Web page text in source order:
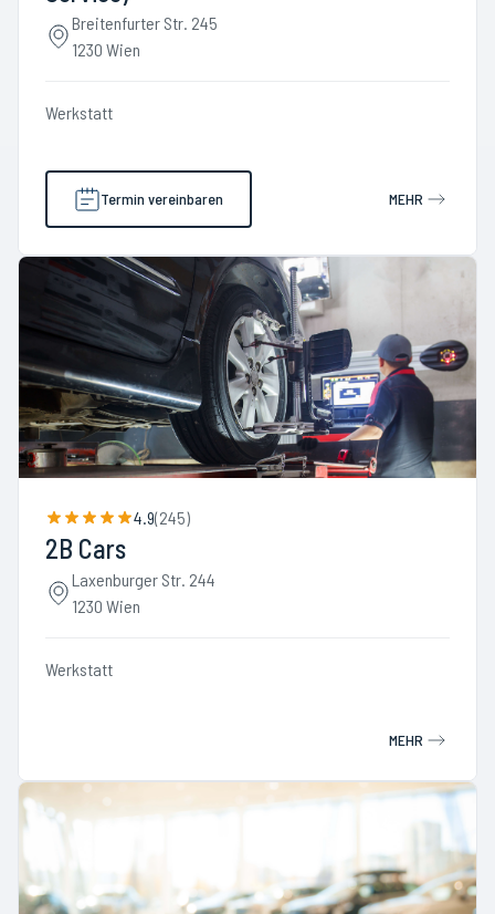
Breitenfurter Str. 245
1230 Wien
Werkstatt
Termin vereinbaren MEHR
4.9(245)
2B Cars
Laxenburger Str. 244
1230 Wien
Werkstatt
MEHR